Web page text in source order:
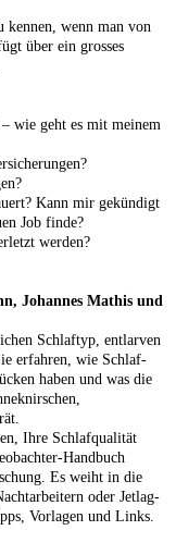
kennen, wenn man von
über ein grosses
geht es mit meinem
Kann mir gekündigt
Job finde?
werden?
Johannes Mathis und
Schlaftyp, entlarven
erfahren, wie Schlaf-
haben und was die
Ihre Schlafqualität
Handbuch
Es weiht in die
oder Jetlag-
Vorlagen und Links.